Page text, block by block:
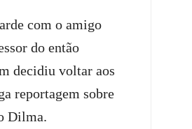
com o amigo
do então
decidiu voltar aos
reportagem sobre
Dilma.